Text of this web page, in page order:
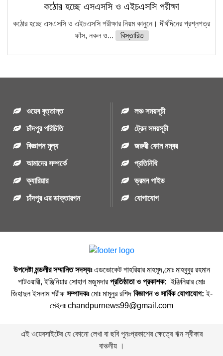
কঠোর হচ্ছে এসএসসি ও এইচএসসি পরীক্ষা
কঠোর হচ্ছে এসএসসি ও এইচএসসি পরীক্ষার নিয়ম কানুনে। দীর্ঘদিনের প্রশ্নপত্র
ফাঁস, নকল ও...
বিস্তারিত
ওয়েব বৃত্তান্ত
চাঁদপুর পরিচিতি
বিজ্ঞাপন মুল্য
আমাদের সম্পর্কে
ক্যারিয়ার
চাঁদপুর এর ডাক্তারগন
লঞ্চ সময়সূচী
ট্রেন সময়সূচী
জরুরী ফোন নম্বর
প্রতিনিধি
ভ্রমন গাইড
যোগাযোগ
উপদেষ্টা মন্ডলীর সম্মানিত সদস্যঃএডভোকেট শাহরিয়ার মাহমুদ,মোঃ মাহবুবুর রহমান
পাটওয়ারী, ইঞ্জিনিয়ার সোহাগ মজুমদারপ্রতিষ্ঠাতা ও প্রকাশক: ইঞ্জিনিয়ার মোঃ
জিহাদুল ইসলাম শরীফ সম্পাদকঃমোঃ মামুনুর রশিদ বিজ্ঞাপন ও সার্বিক যোগাযোগ: ই-
মেইলঃ chandpurnews99@gmail.com
এই ওয়েবসাইটের যে কোনো লেখা বা ছবি পুনঃপ্রকাশের ক্ষেত্রে ঋন স্বীকার
বাঞ্চনীয় ।